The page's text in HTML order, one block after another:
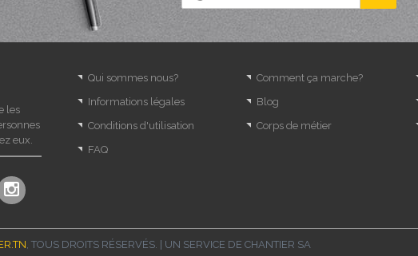
les
eux.
Qui sommes nous?
Informations légales
Conditions d'utilisation
FAQ
Comment ça marche?
Blog
Corps de métier
, TOUS DROITS RÉSERVÉS. | UN SERVICE DE CHANTIER SA